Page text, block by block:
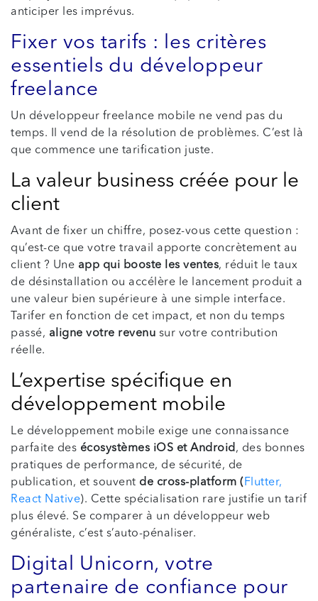
anticiper les imprévus.
Fixer vos tarifs : les critères
essentiels du développeur
freelance
Un développeur freelance mobile ne vend pas du
temps. Il vend de la résolution de problèmes. C’est là
que commence une tarification juste.
La valeur business créée pour le
client
Avant de fixer un chiffre, posez-vous cette question :
qu’est-ce que votre travail apporte concrètement au
client ? Une app qui booste les ventes, réduit le taux
de désinstallation ou accélère le lancement produit a
une valeur bien supérieure à une simple interface.
Tarifer en fonction de cet impact, et non du temps
passé, aligne votre revenu sur votre contribution
réelle.
L’expertise spécifique en
développement mobile
Le développement mobile exige une connaissance
parfaite des écosystèmes iOS et Android , des bonnes
pratiques de performance, de sécurité, de
publication, et souvent de cross-platform ( Flutter,
React Native). Cette spécialisation rare justifie un tarif
plus élevé. Se comparer à un développeur web
généraliste, c’est s’auto-pénaliser.
Digital Unicorn, votre
partenaire de confiance pour